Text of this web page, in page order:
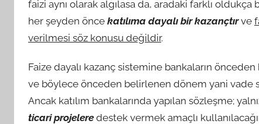
faizi aynı olarak algılasa da, aradaki farklı oldukça
her şeyden önce katılıma dayalı bir kazançtırve
verilmesi söz konusu değildir.
Faize dayalı kazanç sistemine bankaların
ve böylece önceden belirlenen dönem yani vade
Ancak katılım bankalarında yapılan sözleşme;
ticari projelere destek vermek amaçlı